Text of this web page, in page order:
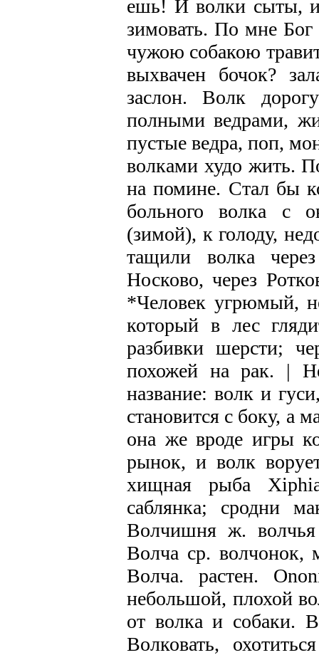
ешь! И волки сыты,
зимовать. По мне
чужою собакою
выхвачен бочок?
заслон. Волк
полными ведрами,
пустые ведра, поп,
волками худо жить.
на помине. Стал бы
больного волка с
(зимой), к голоду,
тащили волка
Носково, через
*Человек угрюмый,
который в лес
разбивки шерсти;
похожей на рак. |
название: волк и
становится с боку, а
она же вроде игры
рынок, и волк
хищная рыба
саблянка; сродни
Волчишня ж.
Волча ср. волчонок,
Волча. растен.
небольшой, плохой
от волка и собаки.
Волковать,